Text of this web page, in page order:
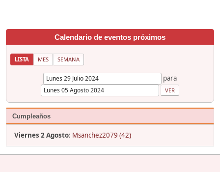
Calendario de eventos próximos
LISTA MES SEMANA
para
Cumpleaños
Viernes 2 Agosto: Msanchez2079 (42)